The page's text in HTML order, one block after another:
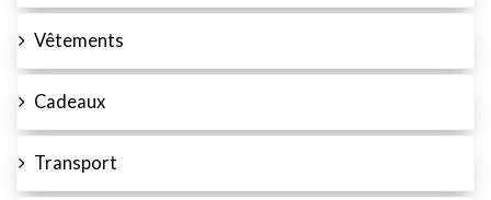
Vêtements
Cadeaux
Transport